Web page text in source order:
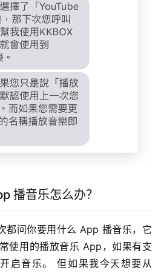
播音乐怎么办？
都问你要用什么 App 播音乐，它
使用的播放音乐 App，如果有支
启音乐。 但如果我今天想要从